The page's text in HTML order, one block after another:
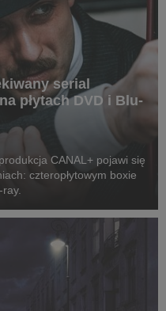
serial
płytach DVD i Blu-
CANAL+ pojawi się
czteropłytowym boxie
ray.